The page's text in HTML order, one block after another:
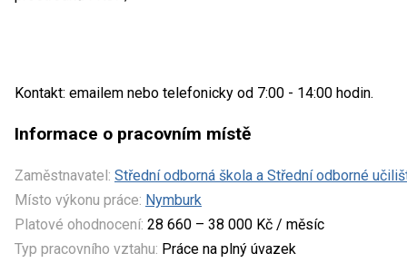
Kontakt: emailem nebo telefonicky od 7:00 - 14:00 hodin.
Informace o pracovním místě
Zaměstnavatel: Střední odborná škola a Střední odborné
Místo výkonu práce: Nymburk
Platové ohodnocení: 28 660 – 38 000 Kč / měsíc
Typ pracovního vztahu: Práce na plný úvazek